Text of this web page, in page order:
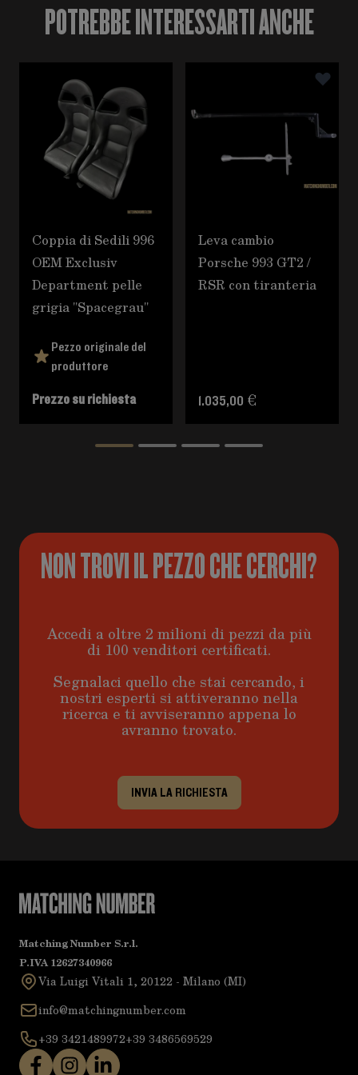
POTREBBE INTERESSARTI ANCHE
È possibile navigare tra gli elementi del carosello
Coppia di Sedili 996
OEM Exclusiv
Department pelle
grigia "Spacegrau"
Pezzo originale del
produttore
Prezzo su richiesta
Leva cambio
Porsche 993 GT2 /
RSR con tiranteria
1.035,00 €
NON TROVI IL PEZZO CHE CERCHI?
Accedi a oltre 2 milioni di pezzi da più
di 100 venditori certificati.
Segnalaci quello che stai cercando, i
nostri esperti si attiveranno nella
ricerca e ti avviseranno appena lo
avranno trovato.
INVIA LA RICHIESTA
Matching Number S.r.l.
P.IVA 12627340966
Via Luigi Vitali 1, 20122 - Milano (MI)
info@matchingnumber.com
+39 3421489972+39 3486569529